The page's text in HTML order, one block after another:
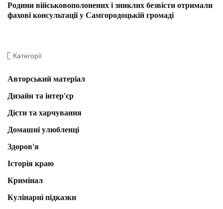
Родини військовополонених і зниклих безвісти отримали
фахові консультації у Самгородоцькій громаді
Категорії
Авторський матеріал
Дизайн та інтер'єр
Дієти та харчування
Домашні улюбленці
Здоров'я
Історія краю
Кримінал
Кулінарні підказки